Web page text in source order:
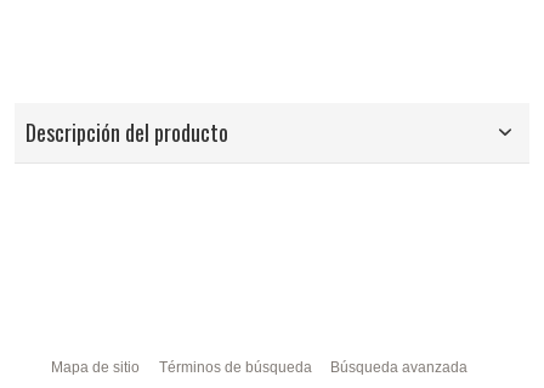
Descripción del producto
Mapa de sitio Términos de búsqueda Búsqueda avanzada